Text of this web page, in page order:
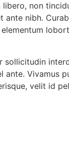
non
nibh.
sollicitudin
Vivamus
velit id